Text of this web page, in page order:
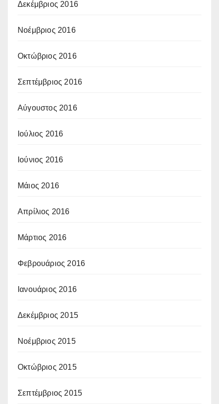
Δεκέμβριος 2016
Νοέμβριος 2016
Οκτώβριος 2016
Σεπτέμβριος 2016
Αύγουστος 2016
Ιούλιος 2016
Ιούνιος 2016
Μάιος 2016
Απρίλιος 2016
Μάρτιος 2016
Φεβρουάριος 2016
Ιανουάριος 2016
Δεκέμβριος 2015
Νοέμβριος 2015
Οκτώβριος 2015
Σεπτέμβριος 2015